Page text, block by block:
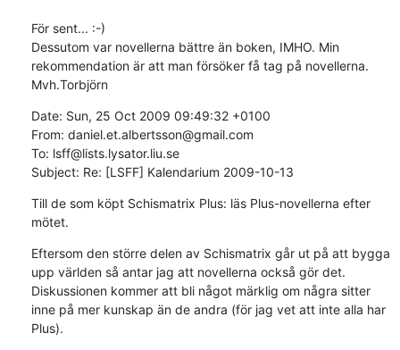
För sent... :-)
Dessutom var novellerna bättre än boken, IMHO. Min
rekommendation är att man försöker få tag på novellerna.
Mvh.Torbjörn
Date: Sun, 25 Oct 2009 09:49:32 +0100
From: daniel.et.albertsson@gmail.com
To: lsff@lists.lysator.liu.se
Subject: Re: [LSFF] Kalendarium 2009-10-13
Till de som köpt Schismatrix Plus: läs Plus-novellerna efter
mötet.
Eftersom den större delen av Schismatrix går ut på att bygga
upp världen så antar jag att novellerna också gör det.
Diskussionen kommer att bli något märklig om några sitter
inne på mer kunskap än de andra (för jag vet att inte alla har
Plus).